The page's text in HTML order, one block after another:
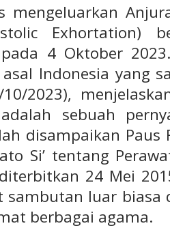
mengeluarkan
Exhortation)
4 Oktober
Indonesia yang
2023),
sebuah
disampaikan Paus
Si’ tentang
24 Mei
sambutan luar biasa
berbagai agama.